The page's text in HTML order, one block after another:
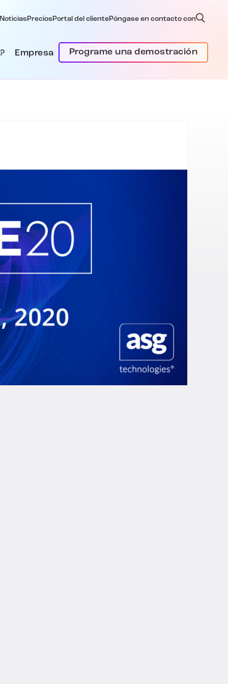
Noticias Precios Portal del clientePóngase en contacto con
Empresa Programe una demostración